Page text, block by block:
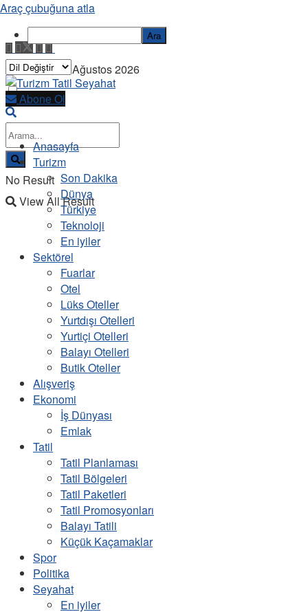
Pazartesi, 10 Ağustos 2026
No Result
View All Result
Abone Ol
Anasayfa
Turizm
Son Dakika
Dünya
Türkiye
Teknoloji
En iyiler
Sektörel
Fuarlar
Otel
Lüks Oteller
Yurtdışı Otelleri
Yurtiçi Otelleri
Balayı Otelleri
Butik Oteller
Alışveriş
Ekonomi
İş Dünyası
Emlak
Tatil
Tatil Planlaması
Tatil Bölgeleri
Tatil Paketleri
Tatil Promosyonları
Balayı Tatili
Küçük Kaçamaklar
Spor
Politika
Seyahat
En iyiler
Araç çubuğuna atla
Ara